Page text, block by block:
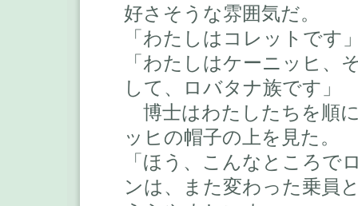
好さそうな雰囲気だ。
「わたしはコレットです
「わたしはケーニッヒ、
して、ロバタナ族です」
博士はわたしたちを順
ッヒの帽子の上を見た。
「ほう、こんなところで
ンは、また変わった乗員